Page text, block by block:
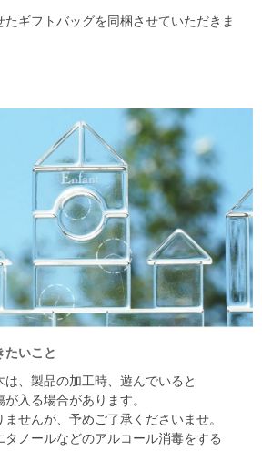
ギフトバッグを同梱させていただきま
たいこと
、製品の加工時、遊んでいると
入る場合があります。
せんが、予めご了承くださいませ。
ノールなどのアルコール消毒をする